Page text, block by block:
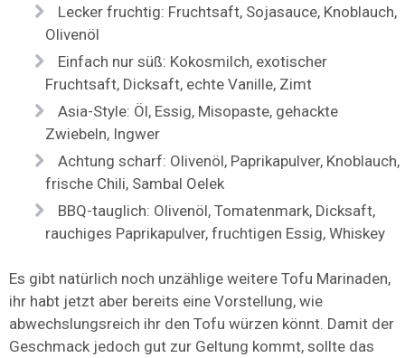
Lecker fruchtig: Fruchtsaft, Sojasauce, Knoblauch,
Olivenöl
Einfach nur süß: Kokosmilch, exotischer
Fruchtsaft, Dicksaft, echte Vanille, Zimt
Asia-Style: Öl, Essig, Misopaste, gehackte
Zwiebeln, Ingwer
Achtung scharf: Olivenöl, Paprikapulver, Knoblauch,
frische Chili, Sambal Oelek
BBQ-tauglich: Olivenöl, Tomatenmark, Dicksaft,
rauchiges Paprikapulver, fruchtigen Essig, Whiskey
Es gibt natürlich noch unzählige weitere Tofu Marinaden,
ihr habt jetzt aber bereits eine Vorstellung, wie
abwechslungsreich ihr den Tofu würzen könnt. Damit der
Geschmack jedoch gut zur Geltung kommt, sollte das